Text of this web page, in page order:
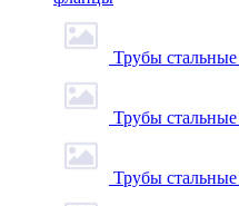
Трубы
Трубы
Трубы